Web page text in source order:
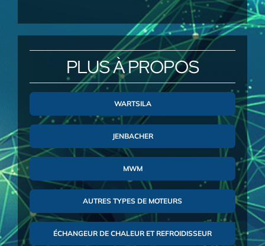
PLUS À PROPOS
WARTSILA
JENBACHER
MWM
AUTRES TYPES DE MOTEURS
ÉCHANGEUR DE CHALEUR ET REFROIDISSEUR